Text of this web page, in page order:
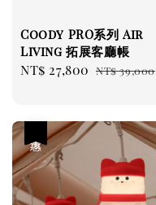
Coody PRO系列 Air
Living 拓展客廳帳
Sale
NT$ 27,800 Regular
NT$ 39,000